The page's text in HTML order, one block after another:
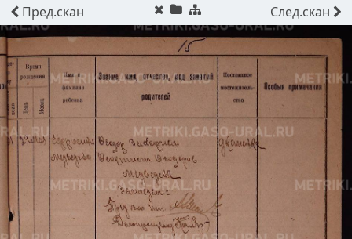
Пред.скан След.скан